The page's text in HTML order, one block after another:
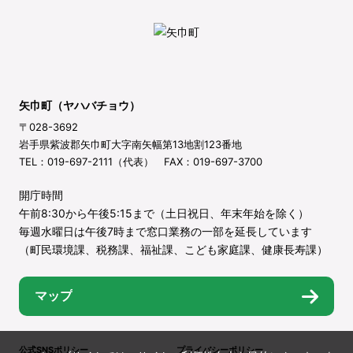
矢巾町（ヤハバチョウ）
〒028-3692
岩手県紫波郡矢巾町大字南矢幅第13地割123番地
TEL：019-697-2111（代表） FAX：019-697-3700
開庁時間
午前8:30から午後5:15まで（土日祝日、年末年始を除く）
毎週水曜日は午後7時まで窓口業務の一部を延長しています
（町民環境課、税務課、福祉課、こども家庭課、健康長寿課）
マップ
公式SNSポリシー プライバシーポリシー